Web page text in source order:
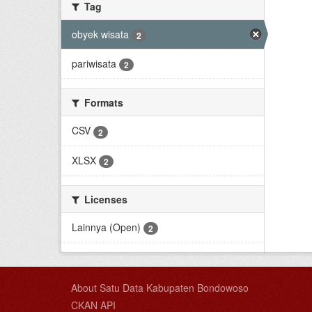
Tag
obyek wisata
2
pariwisata 2
Formats
CSV
2
XLSX 2
Licenses
Lainnya (Open)
2
About Satu Data Kabupaten Bondowoso
CKAN API